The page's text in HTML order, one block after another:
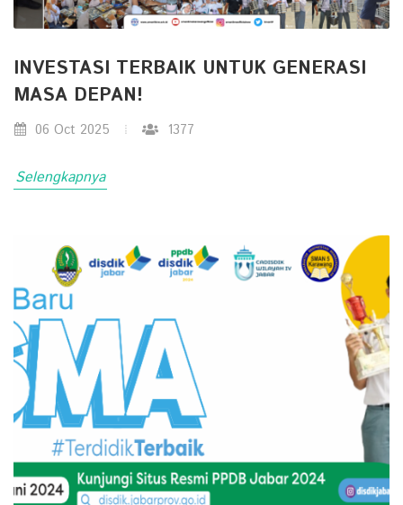
INVESTASI TERBAIK UNTUK GENERASI
MASA DEPAN!
06 Oct 2025 1377
Selengkapnya